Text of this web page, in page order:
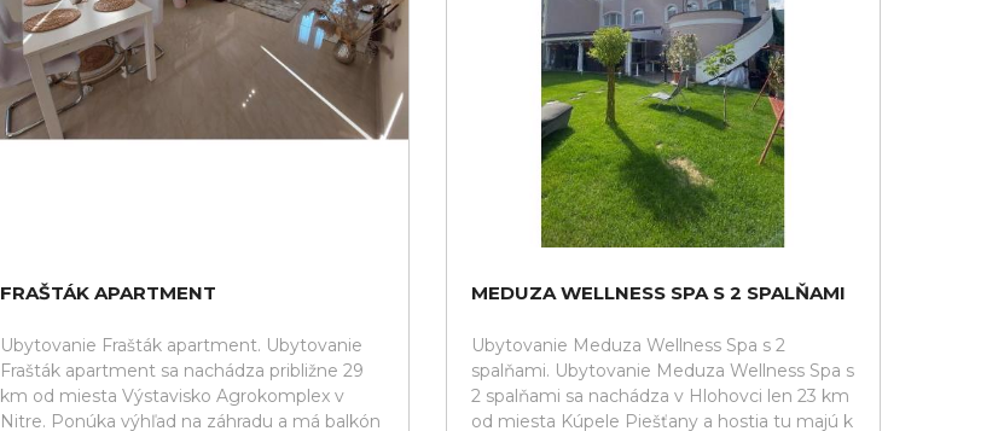
FRAŠTÁK APARTMENT
Ubytovanie Frašták apartment. Ubytovanie
Frašták apartment sa nachádza približne 29
km od miesta Výstavisko Agrokomplex v
Nitre. Ponúka výhľad na záhradu a má balkón
MEDUZA WELLNESS SPA S 2 SPALŇAMI
Ubytovanie Meduza Wellness Spa s 2
spalňami. Ubytovanie Meduza Wellness Spa s
2 spalňami sa nachádza v Hlohovci len 23 km
od miesta Kúpele Piešťany a hostia tu majú k